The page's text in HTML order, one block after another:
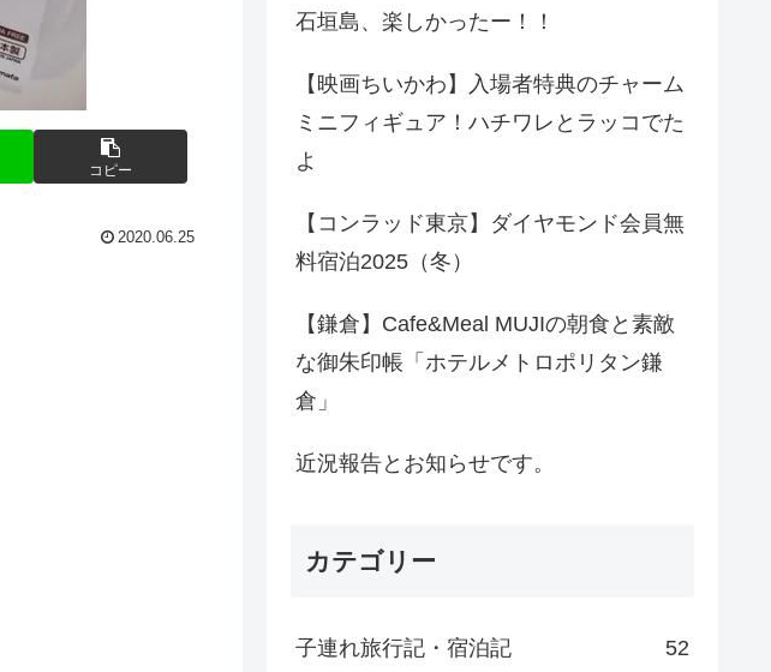
コピー
2020.06.25
石垣島、楽しかったー！！
【映画ちいかわ】入場者特典のチャーム
ミニフィギュア！ハチワレとラッコでた
よ
【コンラッド東京】ダイヤモンド会員無
料宿泊2025（冬）
【鎌倉】Cafe&Meal MUJIの朝食と素敵
な御朱印帳「ホテルメトロポリタン鎌
倉」
近況報告とお知らせです。
カテゴリー
子連れ旅行記・宿泊記 52